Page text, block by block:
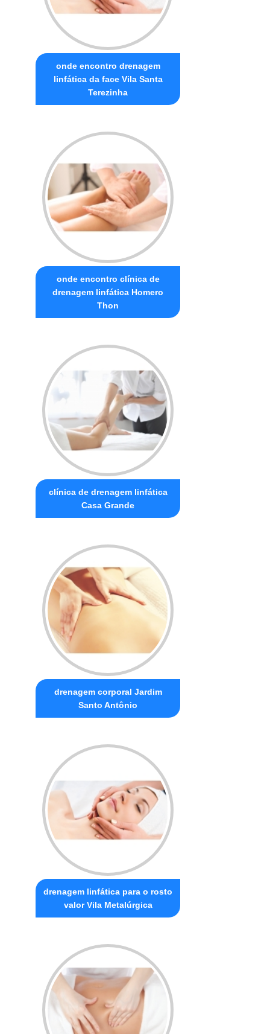
onde encontro drenagem
linfática da face Vila Santa
Terezinha
onde encontro clínica de
drenagem linfática Homero
Thon
clínica de drenagem linfática
Casa Grande
drenagem corporal Jardim
Santo Antônio
drenagem linfática para o rosto
valor Vila Metalúrgica